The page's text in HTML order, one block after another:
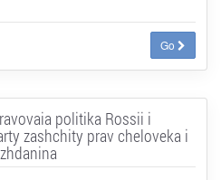
Go
politika Rossii i
zashchity prav cheloveka i